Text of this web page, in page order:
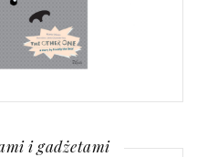
i gadżetami